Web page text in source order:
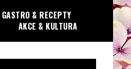
GASTRO & RECEPTY
AKCE & KULTURA